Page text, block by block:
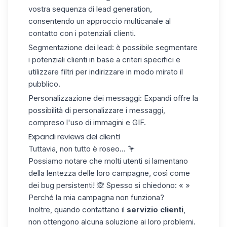
vostra sequenza di lead generation,
consentendo un approccio multicanale al
contatto con i potenziali clienti.
Segmentazione dei lead: è possibile segmentare
i potenziali clienti in base a criteri specifici e
utilizzare filtri per indirizzare in modo mirato il
pubblico.
Personalizzazione dei messaggi: Expandi offre la
possibilità di personalizzare i messaggi,
compreso l'uso di immagini e GIF.
Expandi reviews dei clienti
Tuttavia, non tutto è roseo... 🦩
Possiamo notare che molti utenti si lamentano
della lentezza delle loro campagne, così come
dei bug persistenti! 🙊 Spesso si chiedono: « »
Perché la mia campagna non funziona?
Inoltre, quando contattano il servizio clienti
non ottengono alcuna soluzione ai loro problemi.